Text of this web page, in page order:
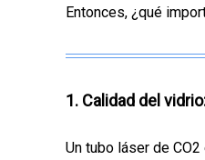
Entonces, ¿qué
1. Calidad del
Un tubo láser de